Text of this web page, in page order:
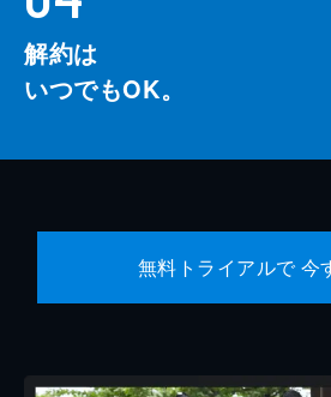
解約は
いつでもOK。
無料トライアルで 今